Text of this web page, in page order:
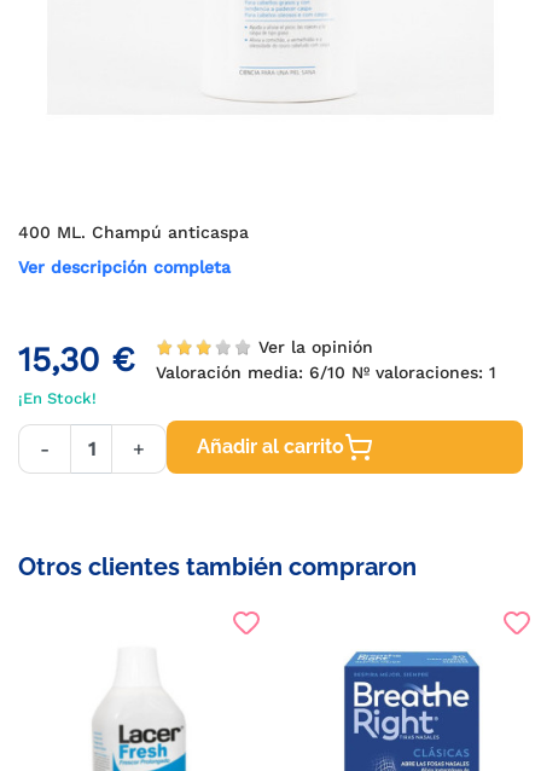
400 ML. Champú anticaspa
Ver descripción completa
15,30 €
Ver la opinión
Valoración media: 6/10 Nº valoraciones: 1
¡En Stock!
- + Añadir al carrito
Otros clientes también compraron